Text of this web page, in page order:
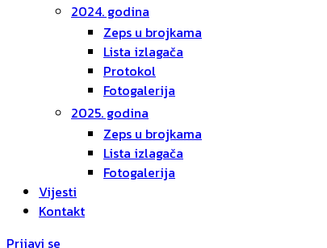
2024. godina
Zeps u brojkama
Lista izlagača
Protokol
Fotogalerija
2025. godina
Zeps u brojkama
Lista izlagača
Fotogalerija
Vijesti
Kontakt
Prijavi se